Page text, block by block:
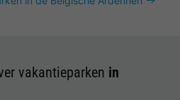
vakantieparken in